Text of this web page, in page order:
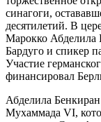
синагоги,
десятилетий. В
Марокко
Бардуго и спикер
Участие
финансировал
Абделила
Мухаммада VI,